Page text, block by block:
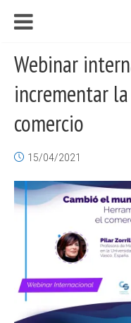
Webinar
incrementar
comercio
15/04/2021